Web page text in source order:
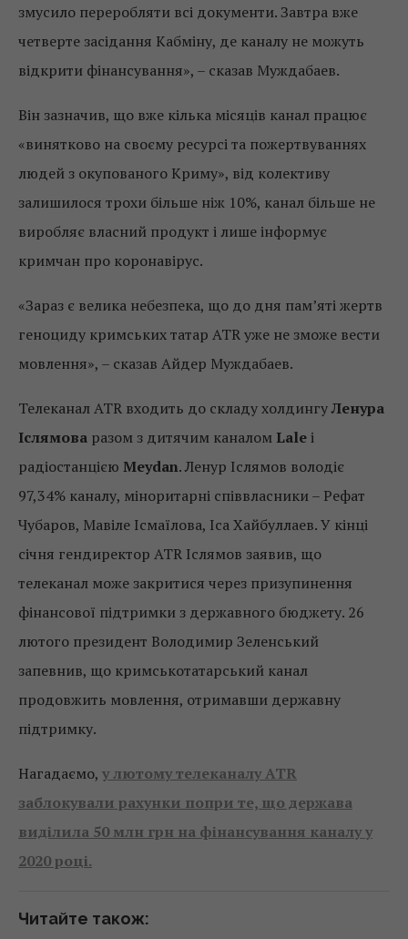
змусило переробляти всі документи. Завтра вже
четверте засідання Кабміну, де каналу не можуть
відкрити фінансування», – сказав Муждабаев.
Він зазначив, що вже кілька місяців канал працює
«винятково на своєму ресурсі та пожертвуваннях
людей з окупованого Криму», від колективу
залишилося трохи більше ніж 10%, канал більше не
виробляє власний продукт і лише інформує
кримчан про коронавірус.
«Зараз є велика небезпека, що до дня пам’яті жертв
геноциду кримських татар ATR уже не зможе вести
мовлення», – сказав Айдер Муждабаев.
Телеканал ATR входить до складу холдингуЛенура
Іслямова разом з дитячим каналом Laleі
радіостанцією Meydan. Ленур Іслямов володіє
97,34% каналу, міноритарні співвласники – Рефат
Чубаров, Мавіле Ісмаїлова, Іса Хайбуллаев. У кінці
січня гендиректор ATR Іслямов заявив, що
телеканал може закритися через призупинення
фінансової підтримки з державного бюджету. 26
лютого президент Володимир Зеленський
запевнив, що кримськотатарський канал
продовжить мовлення, отримавши державну
підтримку.
Нагадаємо, у лютому телеканалу ATR
заблокували рахунки попри те, що держава
виділила 50 млн грн на фінансування каналу у
2020 році.
Читайте також: